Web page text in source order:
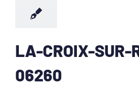
LA-CROIX-SUR-
06260